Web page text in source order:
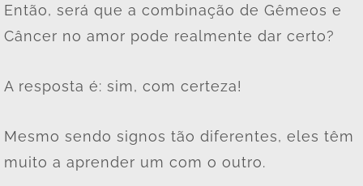
Então, será que a combinação de Gêmeos e
Câncer no amor pode realmente dar certo?
A resposta é: sim, com certeza!
Mesmo sendo signos tão diferentes, eles têm
muito a aprender um com o outro.